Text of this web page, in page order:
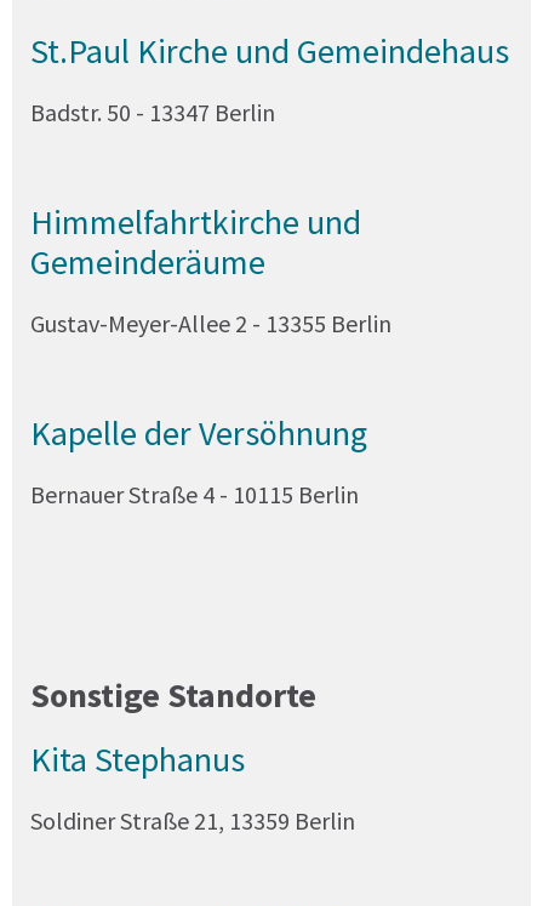
St.Paul Kirche und Gemeindehaus
Badstr. 50 - 13347 Berlin
Himmelfahrtkirche und
Gemeinderäume
Gustav-Meyer-Allee 2 - 13355 Berlin
Kapelle der Versöhnung
Bernauer Straße 4 - 10115 Berlin
Sonstige Standorte
Kita Stephanus
Soldiner Straße 21, 13359 Berlin